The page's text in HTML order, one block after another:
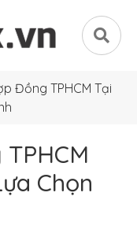
Đồng TPHCM Tại
Chọn